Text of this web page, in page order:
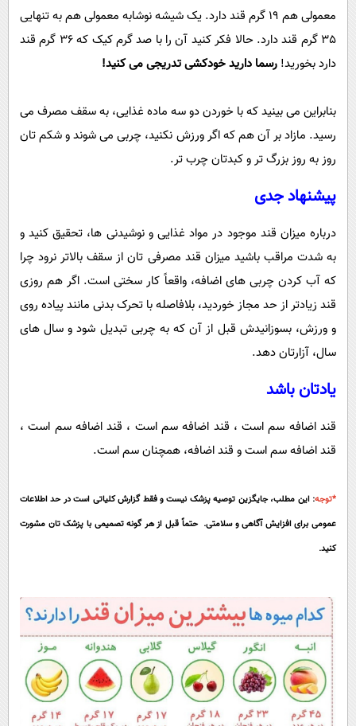
معمولی هم 19 گرم قند دارد. یک شیشه نوشابه معمولی هم به تنهایی
35 گرم قند دارد. حالا فکر کنید آن را با صد گرم کیک که 36 گرم قند
دارد بخورید! رسما دارید خودکشی تدریجی می کنید!
بنابراین می بینید که با خوردن دو سه ماده غذایی، به سقف مصرف می
رسید. مازاد بر آن هم که اگر ورزش نکنید، چربی می شوند و شکم تان
روز به روز بزرگ تر و کبدتان چرب تر.
پیشنهاد جدی
درباره میزان قند موجود در مواد غذایی و نوشیدنی ها، تحقیق کنید و
به شدت مراقب باشید میزان قند مصرفی تان از سقف بالاتر نرود چرا
که آب کردن چربی های اضافه، واقعاً کار سختی است. اگر هم روزی
قند زیادتر از حد مجاز خوردید، بلافاصله با تحرک بدنی مانند پیاده روی
و ورزش، بسوزانیدش قبل از آن که به چربی تبدیل شود و سال های
سال، آزارتان دهد.
یادتان باشد
قند اضافه سم است ، قند اضافه سم است ، قند اضافه سم است ،
قند اضافه سم است و قند اضافه، همچنان سم است.
*توجه: این مطلب، جایگزین توصیه پزشک نیست و فقط گزارش کلیاتی است در حد اطلاعات
عمومی برای افزایش آگاهی و سلامتی. حتماً قبل از هر گونه تصمیمی با پزشک تان مشورت
کنید.